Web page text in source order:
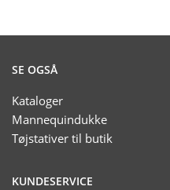
SE OGSÅ
Kataloger
Mannequindukke
Tøjstativer til butik
KUNDESERVICE